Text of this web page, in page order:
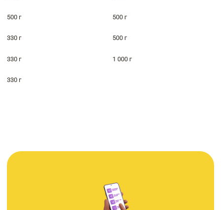
500 г 500 г
330 г 500 г
330 г 1 000 г
330 г